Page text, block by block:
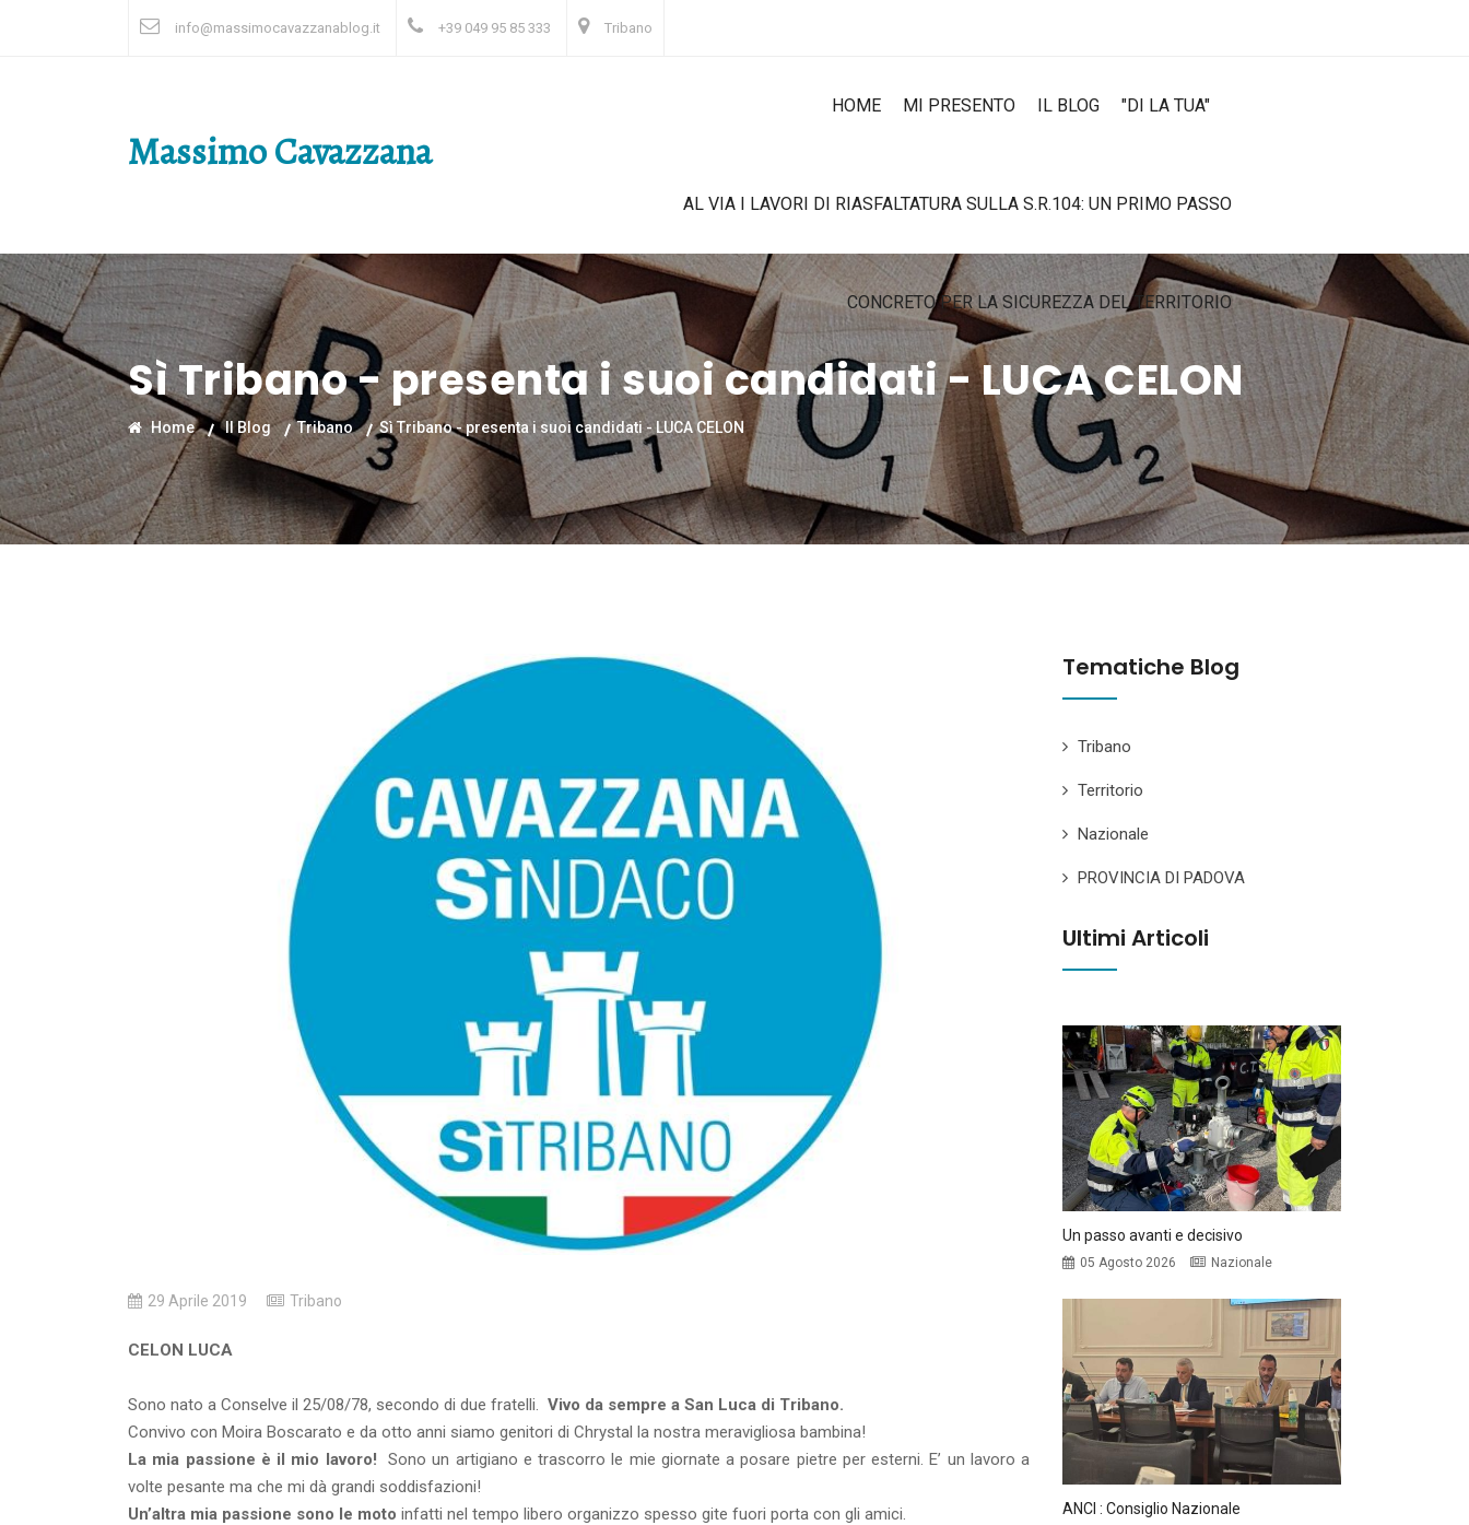
info@massimocavazzanablog.it +39 049 95 85 333 Tribano
Massimo Cavazzana
HOME MI PRESENTO IL BLOG "DI LA TUA"
AL VIA I LAVORI DI RIASFALTATURA SULLA S.R.104: UN PRIMO PASSO
CONCRETO PER LA SICUREZZA DEL TERRITORIO
Sì Tribano - presenta i suoi candidati - LUCA CELON
Home Il Blog Tribano Sì Tribano - presenta i suoi candidati - LUCA CELON
29 Aprile 2019 Tribano
CELON LUCA
Sono nato a Conselve il 25/08/78, secondo di due fratelli. Vivo da sempre a San Luca di Tribano.
Convivo con Moira Boscarato e da otto anni siamo genitori di Chrystal la nostra meravigliosa bambina!
La mia passione è il mio lavoro! Sono un artigiano e trascorro le mie giornate a posare pietre per esterni. E’ un lavoro a
volte pesante ma che mi dà grandi soddisfazioni!
Un’altra mia passione sono le moto infatti nel tempo libero organizzo spesso gite fuori porta con gli amici.
Tematiche Blog
Tribano
Territorio
Nazionale
PROVINCIA DI PADOVA
Ultimi Articoli
Un passo avanti e decisivo
05 Agosto 2026 Nazionale
ANCI : Consiglio Nazionale